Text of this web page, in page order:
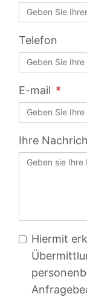
Telefon
E-mail
Ihre
Hiermit